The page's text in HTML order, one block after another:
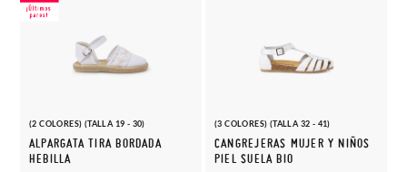
(2 COLORES) (TALLA 19 - 30)
ALPARGATA TIRA BORDADA
HEBILLA
(3 COLORES) (TALLA 32 - 41)
CANGREJERAS MUJER Y NIÑOS
PIEL SUELA BIO